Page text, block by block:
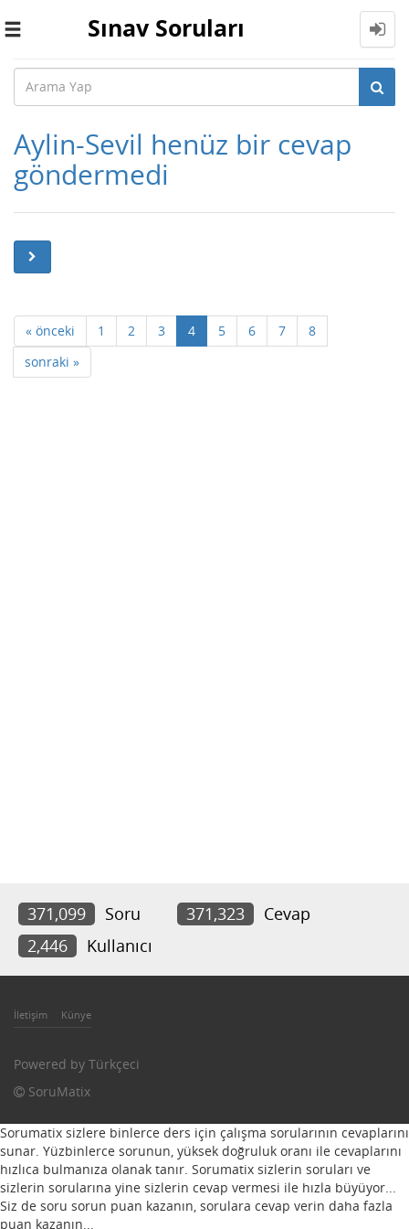
Toggle
Sınav Soruları
Aylin-Sevil henüz bir cevap
göndermedi
« önceki 1 2 3 4 5 6 7
8
sonraki »
371,099 Soru 371,323
Cevap
2,446
Kullanıcı
İletişim Künye
Powered by Türkçeci
SoruMatix
Sorumatix sizlere binlerce ders için çalışma sorularının cevaplarını
sunar. Yüzbinlerce sorunun, yüksek doğruluk oranı ile cevaplarını
hızlıca bulmanıza olanak tanır. Sorumatix sizlerin soruları ve
sizlerin sorularına yine sizlerin cevap vermesi ile hızla büyüyor...
Siz de soru sorun puan kazanın, sorulara cevap verin daha fazla
puan kazanın...